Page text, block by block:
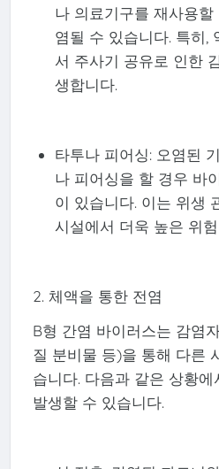
나 의료기구를 재사용할
염될 수 있습니다. 특히,
서 주사기 공유로 인한
생합니다.
타투나 피어싱: 오염된
나 피어싱을 할 경우 바
이 있습니다. 이는 위생
시설에서 더욱 높은 위
2. 체액을 통한 전염
B형 간염 바이러스는 감염
질 분비물 등)을 통해 다른
습니다. 다음과 같은 상황
발생할 수 있습니다.